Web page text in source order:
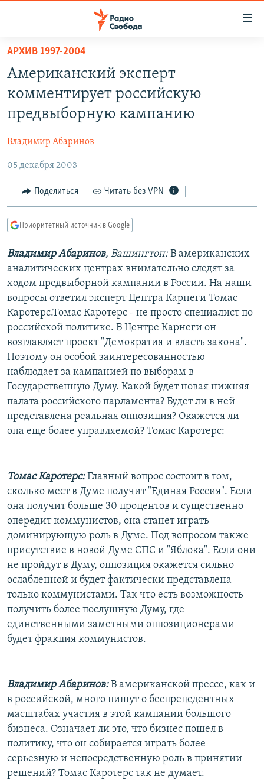
упрощенного
доступа
основному
Вернутся
навигации
Вернутся
поиску
ПОДКАСТЫ
АВТОРСКИЕ ПРОЕКТЫ
МНЕНИЯ
КУЛЬТУРА
IDEL.РЕАЛИИ
СЕВЕР.РЕАЛИИ
СИБИРЬ.РЕАЛИИ
РАСПИСАНИЕ ВЕЩАНИЯ
ПОДПИШИТЕСЬ НА РАССЫЛКУ
СОЦИАЛЬНЫЕ СЕТИ
Все сайты РСЕ/РС
АРХИВ 1997-2004
Американский эксперт
комментирует российскую
предвыборную кампанию
Владимир Абаринов
05 декабря 2003
Поделиться Читать без VPN
Приоритетный источник в Google
Владимир Абаринов, Вашингтон:В американских
аналитических центрах внимательно следят за
ходом предвыборной кампании в России. На наши
вопросы ответил эксперт Центра Карнеги Томас
Каротерс.Томас Каротерс - не просто специалист по
российской политике. В Центре Карнеги он
возглавляет проект "Демократия и власть закона".
Поэтому он особой заинтересованностью
наблюдает за кампанией по выборам в
Государственную Думу. Какой будет новая нижняя
палата российского парламента? Будет ли в ней
представлена реальная оппозиция? Окажется ли
она еще более управляемой? Томас Каротерс:
Томас Каротерс:Главный вопрос состоит в том,
сколько мест в Думе получит "Единая Россия". Если
она получит больше 30 процентов и существенно
опередит коммунистов, она станет играть
доминирующую роль в Думе. Под вопросом также
присутствие в новой Думе СПС и "Яблока". Если они
не пройдут в Думу, оппозиция окажется сильно
ослабленной и будет фактически представлена
только коммунистами. Так что есть возможность
получить более послушную Думу, где
единственными заметными оппозиционерами
будет фракция коммунистов.
Владимир Абаринов:В американской прессе, как и
в российской, много пишут о беспрецедентных
масштабах участия в этой кампании большого
бизнеса. Означает ли это, что бизнес пошел в
политику, что он собирается играть более
серьезную и непосредственную роль в принятии
решений? Томас Каротерс так не думает.